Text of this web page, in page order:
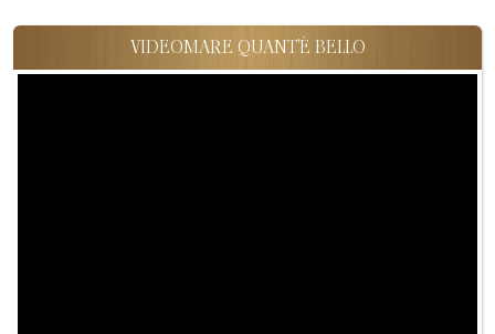
VIDEOMARE QUANT'È BELLO